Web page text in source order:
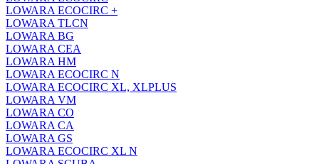
LOWARA ECOCIRC +
LOWARA TLCN
LOWARA BG
LOWARA CEA
LOWARA HM
LOWARA ECOCIRC N
LOWARA ECOCIRC XL, XLPLUS
LOWARA VM
LOWARA CO
LOWARA CA
LOWARA GS
LOWARA ECOCIRC XL N